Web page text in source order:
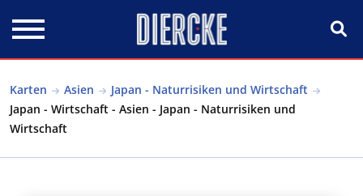
Karten Asien
Japan - Naturrisiken und Wirtschaft
Japan - Wirtschaft - Asien - Japan - Naturrisiken und
Wirtschaft